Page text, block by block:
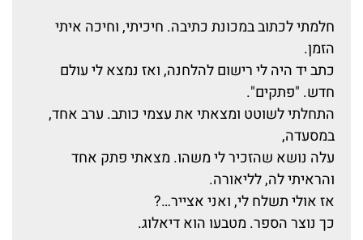
חלמתי לכתוב במכונת כתיבה. חיכיתי, וחיכה איתי
הזמן.
כתב יד היה לי רישום להלחנה, ואז נמצא לי עולם
חדש. "פתקים".
התחלתי לשוטט ומצאתי את עצמי כותב. ערב אחד,
במסעדה,
עלה נושא שהזכיר לי משהו. מצאתי פתק אחד
והראיתי לה, לליאורה.
אז אולי תשלח לי, ואני אצייר…?
כך נוצר הספר. מטבעו הוא דיאלוג.